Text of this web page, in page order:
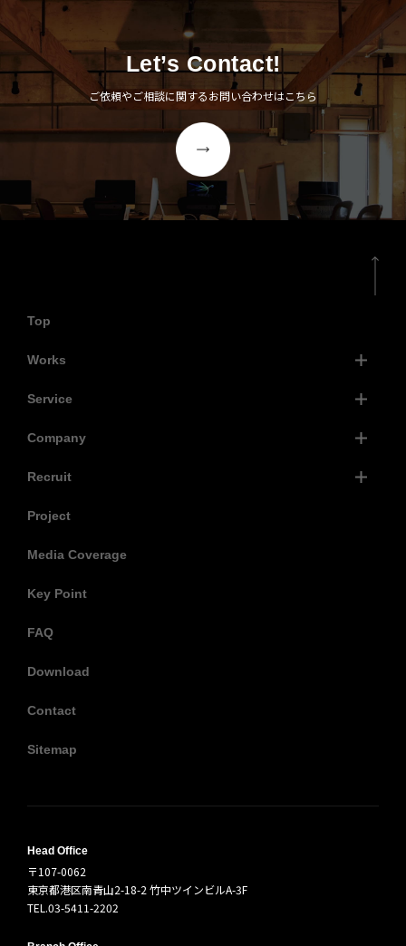
Let’s Contact!
ご依頼やご相談に関するお問い合わせはこちら
Top
Works
Service
Company
Recruit
Project
Media Coverage
Key Point
FAQ
Download
Contact
Sitemap
Head Office
〒107-0062
東京都港区南青山2-18-2 竹中ツインビルA-3F
TEL.03-5411-2202